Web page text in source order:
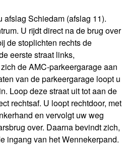
afslag Schiedam (afslag 11).
U rijdt direct na de brug over
de stoplichten rechts de
eerste straat links,
de AMC-parkeergarage aan
van de parkeergarage loopt u
Loop deze straat uit tot aan de
rechtsaf. U loopt rechtdoor, met
en vervolgt uw weg
over. Daarna bevindt zich,
ingang van het Wennekerpand.